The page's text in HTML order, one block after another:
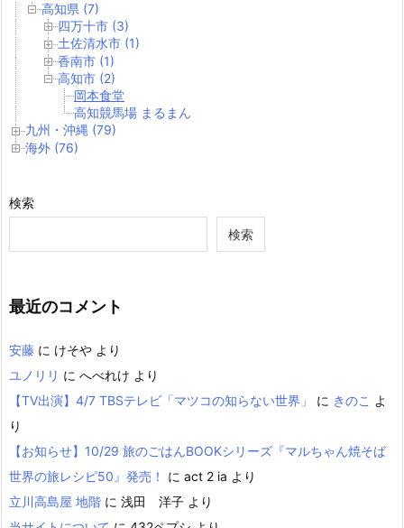
高知県 (7)
四万十市 (3)
土佐清水市 (1)
香南市 (1)
高知市 (2)
岡本食堂
高知競馬場 まるまん
九州・沖縄 (79)
海外 (76)
検索
検索
最近のコメント
安藤 に けそや より
ユノリリ に へべれけ より
【TV出演】4/7 TBSテレビ「マツコの知らない世界」
に きのこ よ
り
【お知らせ】10/29 旅のごはんBOOKシリーズ『マルちゃん焼そば
世界の旅レシピ50』発売！
に act 2 ia より
立川高島屋 地階 に 浅田 洋子 より